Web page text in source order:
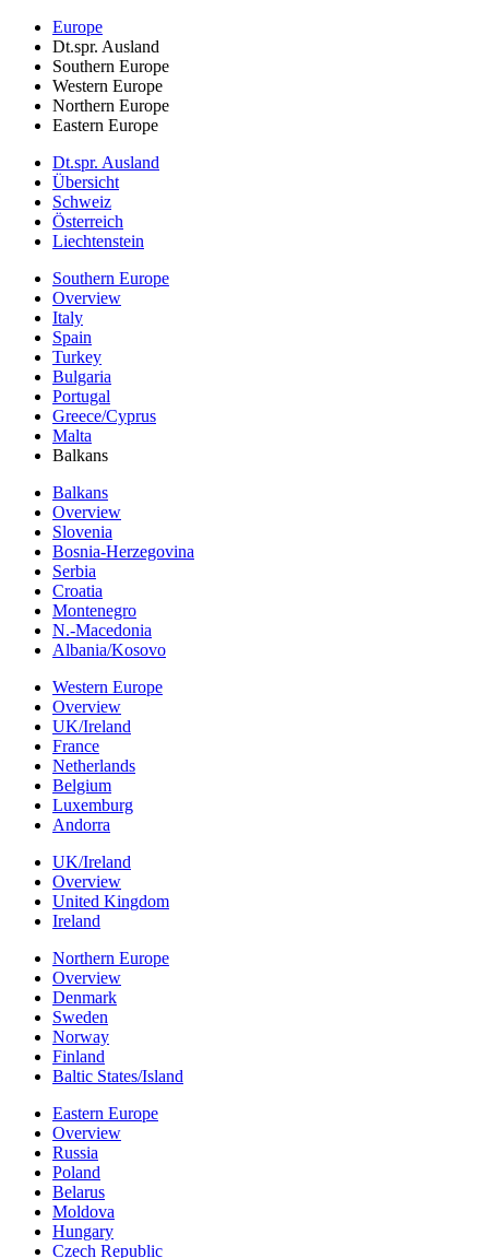
Europe
Dt.spr. Ausland
Southern Europe
Western Europe
Northern Europe
Eastern Europe
Dt.spr. Ausland
Übersicht
Schweiz
Österreich
Liechtenstein
Southern Europe
Overview
Italy
Spain
Turkey
Bulgaria
Portugal
Greece/Cyprus
Malta
Balkans
Balkans
Overview
Slovenia
Bosnia-Herzegovina
Serbia
Croatia
Montenegro
N.-Macedonia
Albania/Kosovo
Western Europe
Overview
UK/Ireland
France
Netherlands
Belgium
Luxemburg
Andorra
UK/Ireland
Overview
United Kingdom
Ireland
Northern Europe
Overview
Denmark
Sweden
Norway
Finland
Baltic States/Island
Eastern Europe
Overview
Russia
Poland
Belarus
Moldova
Hungary
Czech Republic